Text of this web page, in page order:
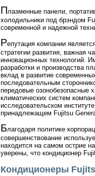
Плазменные панели,
холодильники под брэндом
современной и надежной
Репутация компании
стратегии развития, важная
инновационных технологий.
разработки и производства
вклад в развитие
последовательным
передовые озонобезопасные
климатических систем
исследовательском
принадлежащем Fujitsu
Благодаря политике
совершенствование
находится на самом острие
уверены, что кондиционер
Кондиционеры